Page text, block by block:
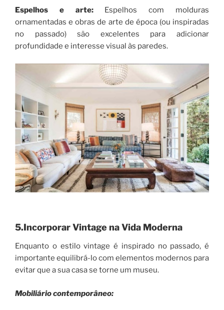
Espelhos e arte:Espelhos com molduras
ornamentadas e obras de arte de época (ou inspiradas
no passado) são excelentes para adicionar
profundidade e interesse visual às paredes.
5.Incorporar Vintage na Vida Moderna
Enquanto o estilo vintage é inspirado no passado, é
importante equilibrá-lo com elementos modernos para
evitar que a sua casa se torne um museu.
Mobiliário contemporâneo: